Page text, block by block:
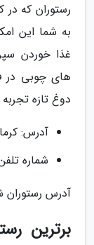
رستوران که در
به شما این
غذا خوردن
های چوبی در
دوغ تازه
آدرس:
شماره تلفن
آدرس رستوران
برترین